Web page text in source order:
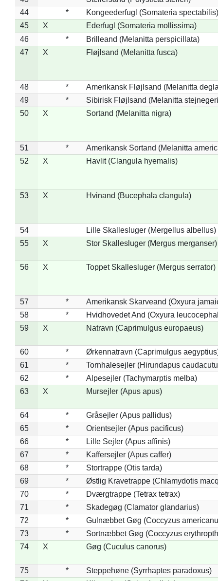
44
*
Kongeederfugl (Somateria spectabilis)
45
X
Ederfugl (Somateria mollissima)
46
*
Brilleand (Melanitta perspicillata)
47
X Fløjlsand (Melanitta fusca)
48 *
Amerikansk Fløjlsand (Melanitta
49
*
Sibirisk Fløjlsand (Melanitta
50
X Sortand (Melanitta nigra)
51 *
Amerikansk Sortand (Melanitta
52
X Havlit (Clangula hyemalis)
53 X Hvinand (Bucephala clangula)
54
Lille Skallesluger (Mergellus albellus)
55
X Stor Skallesluger (Mergus merganser)
56 X Toppet Skallesluger (Mergus serrator)
57 *
Amerikansk Skarveand (Oxyura
58
*
Hvidhovedet And (Oxyura
59
X Natravn (Caprimulgus europaeus)
60 *
Ørkennatravn (Caprimulgus
61
*
Tornhalesejler (Hirundapus
62
*
Alpesejler (Tachymarptis melba)
63
X Mursejler (Apus apus)
64 *
Gråsejler (Apus pallidus)
65
*
Orientsejler (Apus pacificus)
66
*
Lille Sejler (Apus affinis)
67
*
Kaffersejler (Apus caffer)
68
*
Stortrappe (Otis tarda)
69
*
Østlig Kravetrappe (Chlamydotis
70
*
Dværgtrappe (Tetrax tetrax)
71
*
Skadegøg (Clamator glandarius)
72
*
Gulnæbbet Gøg (Coccyzus
73
*
Sortnæbbet Gøg (Coccyzus
74
X Gøg (Cuculus canorus)
75 *
Steppehøne (Syrrhaptes paradoxus)